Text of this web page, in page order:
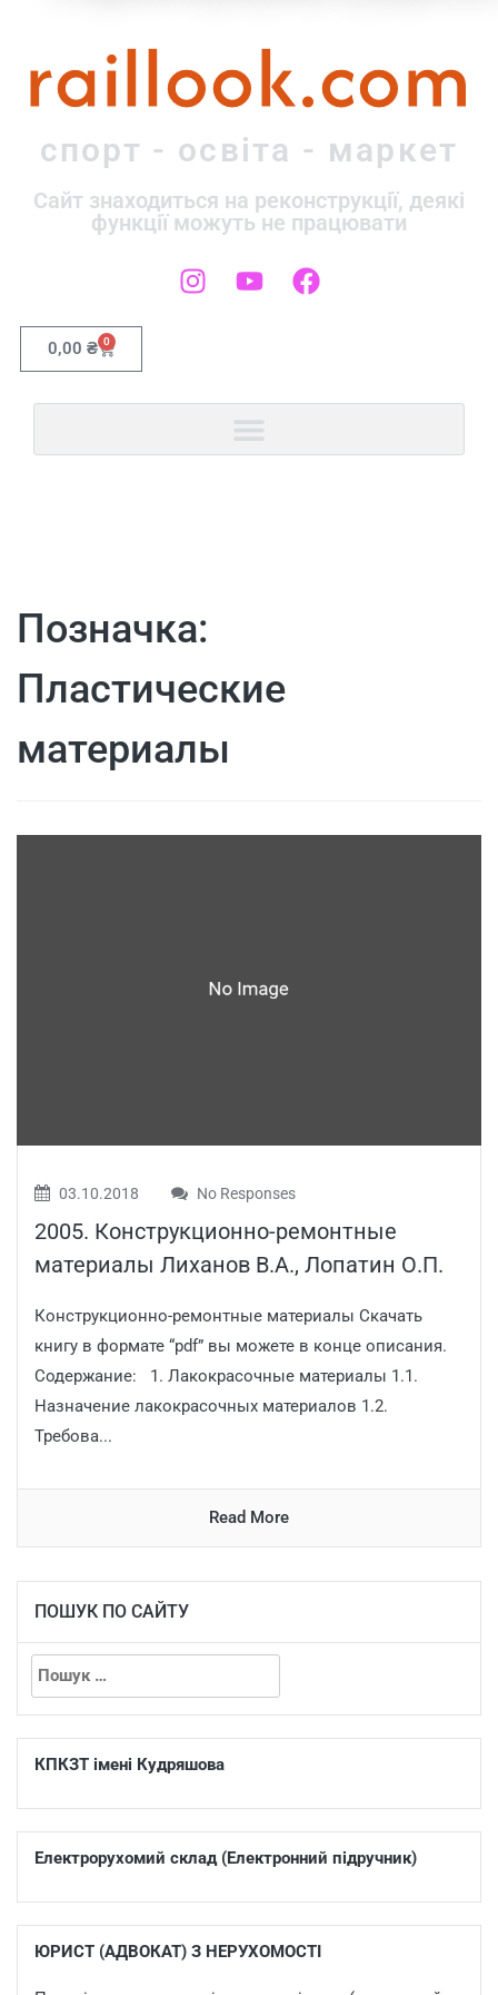
raillook.com
спорт - освіта - маркет
Сайт знаходиться на реконструкції, деякі
функції можуть не працювати
0,00 ₴ 0
Позначка:
Пластические
материалы
03.10.2018 No Responses
2005. Конструкционно-ремонтные
материалы Лиханов В.А., Лопатин О.П.
Конструкционно-ремонтные материалы Скачать
книгу в формате “pdf” вы можете в конце описания.
Содержание: 1. Лакокрасочные материалы 1.1.
Назначение лакокрасочных материалов 1.2.
Требова...
Read More
ПОШУК ПО САЙТУ
КПКЗТ імені Кудряшова
Електрорухомий склад (Електронний підручник)
ЮРИСТ (АДВОКАТ) З НЕРУХОМОСТІ